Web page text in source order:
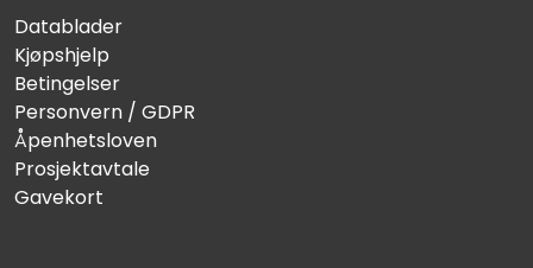
Datablader
Kjøpshjelp
Betingelser
Personvern / GDPR
Åpenhetsloven
Prosjektavtale
Gavekort